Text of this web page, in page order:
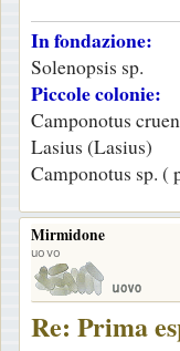
In fondazione:
Solenopsis sp.
Piccole colonie:
Camponotus
Lasius (Lasius)
Camponotus sp. (
Mirmidone
uovo
Re: Prima